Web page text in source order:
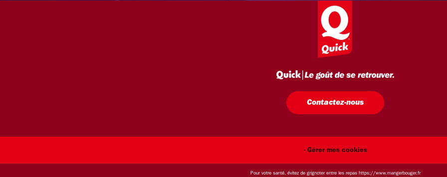
Contactez-nous
- Gérer mes cookies
Pour votre santé, évitez de grignoter entre les repas https://www.mangerbouger.fr